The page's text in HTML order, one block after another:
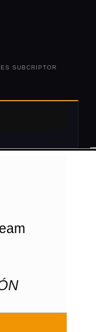
SUBCRIPTOR